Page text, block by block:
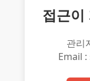
접근이
관리
Email